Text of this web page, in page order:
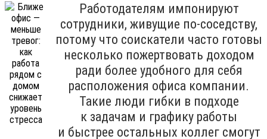
Работодателям импонируют
сотрудники, живущие по-соседству,
потому что соискатели часто готовы
несколько пожертвовать доходом
ради более удобного для себя
расположения офиса компании.
Такие люди гибки в подходе
к задачам и графику работы
и быстрее остальных коллег смогут